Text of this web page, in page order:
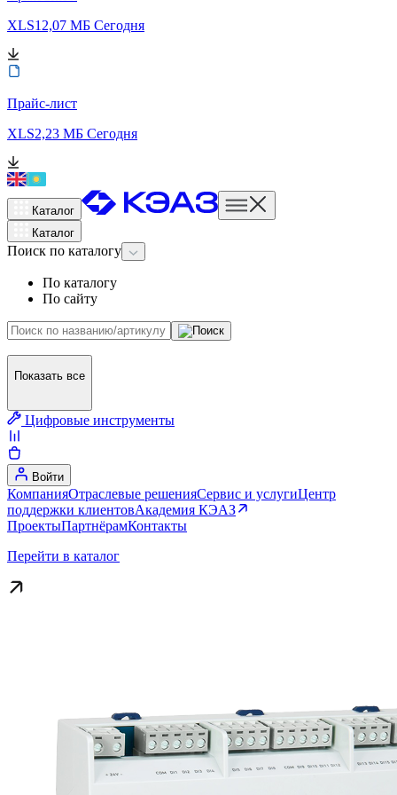
XLS12,07 МБ Сегодня
Прайс-лист
XLS2,23 МБ Сегодня
Каталог
Каталог
Поиск по каталогу
По каталогу
По сайту
Показать все
Цифровые инструменты
Войти
КомпанияОтраслевые решенияСервис и услугиЦентр
поддержки клиентовАкадемия КЭАЗ
ПроектыПартнёрамКонтакты
Перейти в каталог